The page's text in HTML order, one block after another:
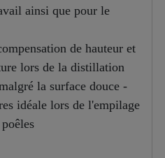
ainsi que pour le
de hauteur et
lors de la distillation
la surface douce -
idéale lors de l'empilage